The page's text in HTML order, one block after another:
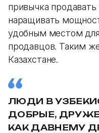
привычка продавать
наращивать
удобным местом
продавцов. Таким
Казахстане.
ЛЮДИ В
ДОБРЫЕ,
КАК ДАВНЕМУ